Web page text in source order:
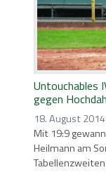
Untouchables
gegen
18. August 2014
Mit 19:9
Heilmann am